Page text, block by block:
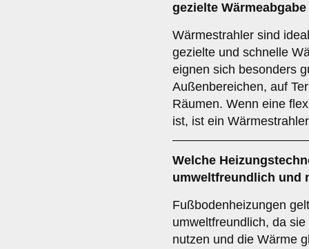
gezielte
Wärmestrahler sind
gezielte und schnelle
eignen sich besonders
Außenbereichen, auf
Räumen. Wenn eine
ist, ist ein
Welche
umweltfreundlich und
Fußbodenheizungen
umweltfreundlich, da
nutzen und die Wärme